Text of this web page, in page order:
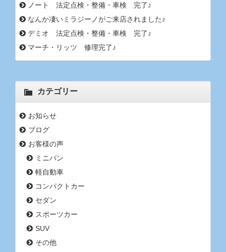
ノート 法定点検・整備・車検 完了♪
なんか凄いミラジーノがご来店されました♪
デミオ 法定点検・整備・車検 完了♪
マーチ・リッツ 修理完了♪
カテゴリー
お知らせ
ブログ
お客様の声
ミニバン
軽自動車
コンパクトカー
セダン
スポーツカー
SUV
その他